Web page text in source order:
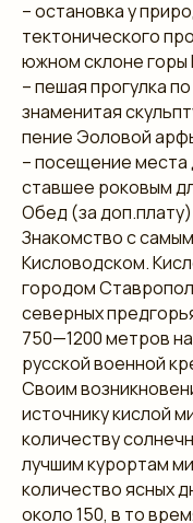
– остановка у
тектонического
южном склоне
– пешая прогулка
знаменитая
пение Эоловой
– посещение
ставшее роковым
Обед (за доп.плату)
Знакомство с
Кисловодском.
городом
северных
750—1200 метров
русской военной
Своим
источнику кислой
количеству
лучшим курортам
количество ясных
около 150, в то